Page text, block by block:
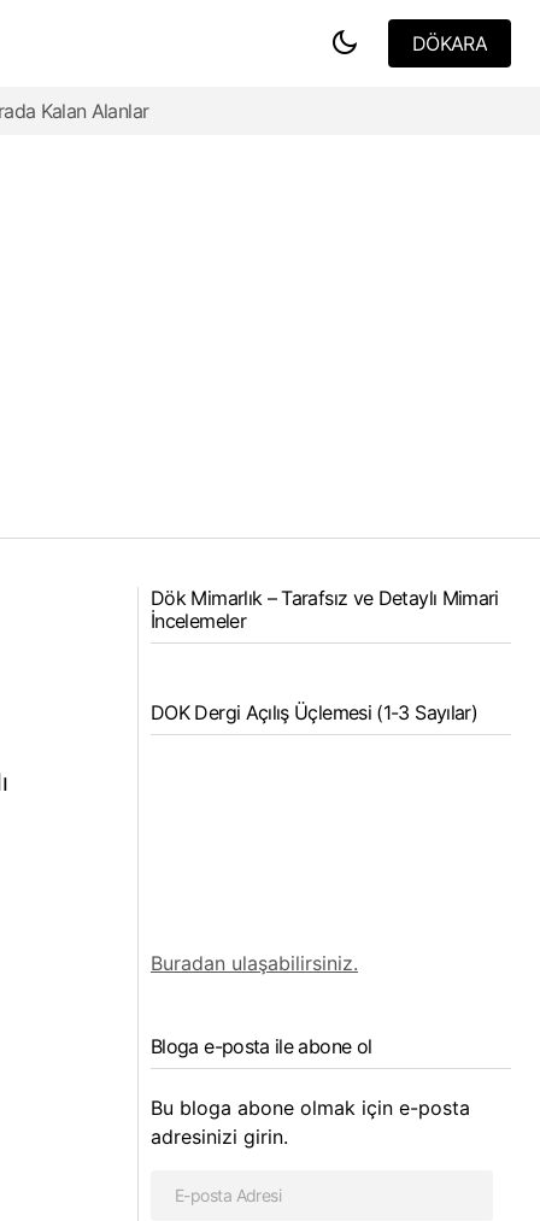
DÖKARA
Kalan Alanlar
Dök Mimarlık – Tarafsız ve Detaylı Mimari
İncelemeler
DOK Dergi Açılış Üçlemesi (1-3 Sayılar)
Buradan ulaşabilirsiniz.
Bloga e-posta ile abone ol
Bu bloga abone olmak için e-posta
adresinizi girin.